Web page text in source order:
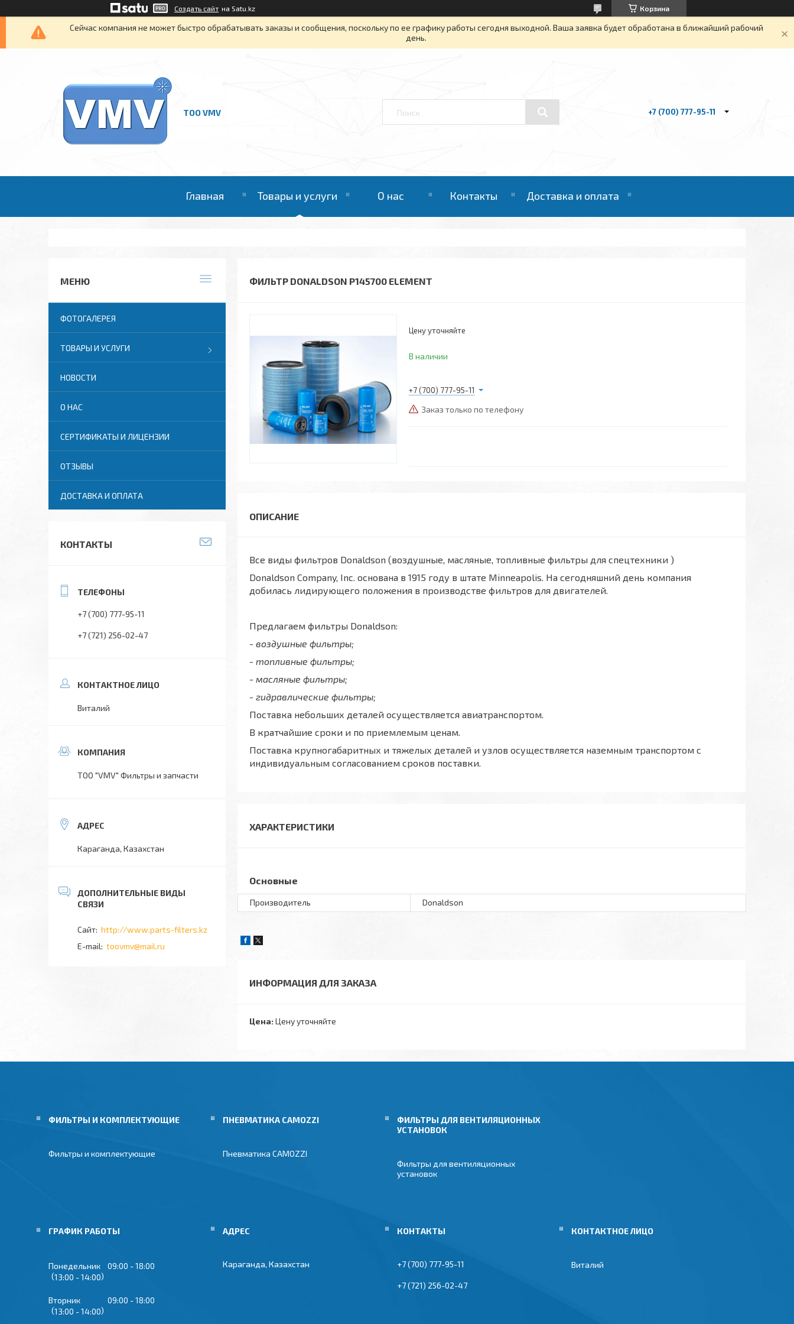
Создать сайт на Satu.kz Корзина
Сейчас компания не может быстро обрабатывать заказы и сообщения, поскольку по ее графику работы сегодня выходной. Ваша заявка будет обработана в ближайший рабочий
день.
ТОО VMV +7 (700) 777-95-11
Главная Товары и услуги О нас Контакты Доставка и оплата
ФИЛЬТР DONALDSON P145700 ELEMENT
Цену уточняйте
В наличии
+7 (700) 777-95-11
Заказ только по телефону
Все виды фильтров Donaldson (воздушные, масляные, топливные фильтры для спецтехники )
Donaldson Company, Inc. основана в 1915 году в штате Minneapolis. На сегодняшний день компания
добилась лидирующего положения в производстве фильтров для двигателей.
Предлагаем фильтры Donaldson:
- воздушные фильтры;
- топливные фильтры;
- масляные фильтры;
- гидравлические фильтры;
Поставка небольших деталей осуществляется авиатранспортом.
В кратчайшие сроки и по приемлемым ценам.
Поставка крупногабаритных и тяжелых деталей и узлов осуществляется наземным транспортом с
индивидуальным согласованием сроков поставки.
ХАРАКТЕРИСТИКИ
Основные
Производитель Donaldson
ИНФОРМАЦИЯ ДЛЯ ЗАКАЗА
Цена: Цену уточняйте
ФОТОГАЛЕРЕЯ
ТОВАРЫ И УСЛУГИ
НОВОСТИ
О НАС
СЕРТИФИКАТЫ И ЛИЦЕНЗИИ
ОТЗЫВЫ
ДОСТАВКА И ОПЛАТА
КОНТАКТЫ
+7 (700) 777-95-11
+7 (721) 256-02-47
Виталий
ТОО "VMV" Фильтры и запчасти
Караганда, Казахстан
http://www.parts-filters.kz
toovmv@mail.ru
ФИЛЬТРЫ И КОМПЛЕКТУЮЩИЕ
Фильтры и комплектующие
ПНЕВМАТИКА CAMOZZI
Пневматика CAMOZZI
ФИЛЬТРЫ ДЛЯ ВЕНТИЛЯЦИОННЫХ
УСТАНОВОК
Фильтры для вентиляционных
установок
ГРАФИК РАБОТЫ
Понедельник 09:00
18:00
13:00
14:00
Вторник 09:00
18:00
13:00
14:00
Караганда, Казахстан +7 (700) 777-95-11
+7 (721) 256-02-47
Виталий